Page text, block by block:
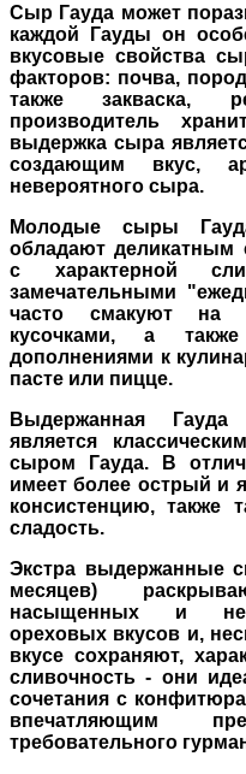
Сыр Гауда может
каждой Гауды он
вкусовые свойства
факторов: почва,
также закваска,
производитель
выдержка сыра
создающим вкус,
невероятного сыра.
Молодые сыры
обладают деликатным
с характерной
замечательными
часто смакуют на
кусочками, а
дополнениями к
пасте или пицце.
Выдержанная
является
сыром Гауда. В
имеет более острый и
консистенцию, также
сладость.
Экстра выдержанные
месяцев)
насыщенных и
ореховых вкусов и,
вкусе сохраняют,
сливочность - они
сочетания с
впечатляющим
требовательного